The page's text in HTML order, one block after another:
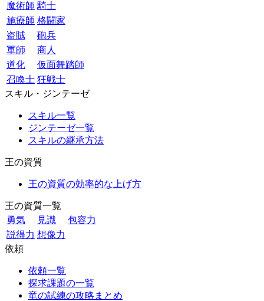
魔術師 騎士
施療師 格闘家
盗賊
砲兵
軍師
商人
道化
仮面舞踏師
召喚士 狂戦士
スキル・ジンテーゼ
スキル一覧
ジンテーゼ一覧
スキルの継承方法
王の資質
王の資質の効率的な上げ方
王の資質一覧
勇気
見識
包容力
説得力 想像力
依頼
依頼一覧
探求課題の一覧
竜の試練の攻略まとめ